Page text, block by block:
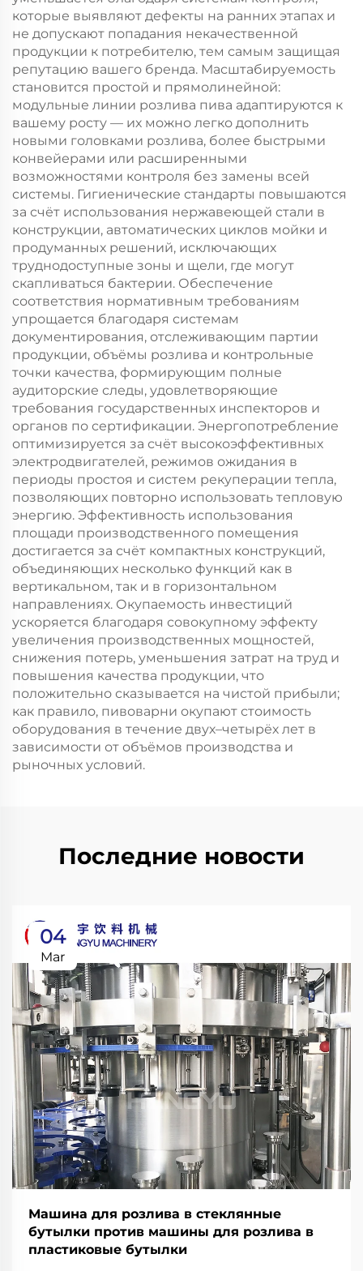
которые выявляют дефекты на ранних этапах и
не допускают попадания некачественной
продукции к потребителю, тем самым защищая
репутацию вашего бренда. Масштабируемость
становится простой и прямолинейной:
модульные линии розлива пива адаптируются к
вашему росту — их можно легко дополнить
новыми головками розлива, более быстрыми
конвейерами или расширенными
возможностями контроля без замены всей
системы. Гигиенические стандарты повышаются
за счёт использования нержавеющей стали в
конструкции, автоматических циклов мойки и
продуманных решений, исключающих
труднодоступные зоны и щели, где могут
скапливаться бактерии. Обеспечение
соответствия нормативным требованиям
упрощается благодаря системам
документирования, отслеживающим партии
продукции, объёмы розлива и контрольные
точки качества, формирующим полные
аудиторские следы, удовлетворяющие
требования государственных инспекторов и
органов по сертификации. Энергопотребление
оптимизируется за счёт высокоэффективных
электродвигателей, режимов ожидания в
периоды простоя и систем рекуперации тепла,
позволяющих повторно использовать тепловую
энергию. Эффективность использования
площади производственного помещения
достигается за счёт компактных конструкций,
объединяющих несколько функций как в
вертикальном, так и в горизонтальном
направлениях. Окупаемость инвестиций
ускоряется благодаря совокупному эффекту
увеличения производственных мощностей,
снижения потерь, уменьшения затрат на труд и
повышения качества продукции, что
положительно сказывается на чистой прибыли;
как правило, пивоварни окупают стоимость
оборудования в течение двух–четырёх лет в
зависимости от объёмов производства и
рыночных условий.
Последние новости
04
Mar
Машина для розлива в стеклянные
бутылки против машины для розлива в
пластиковые бутылки